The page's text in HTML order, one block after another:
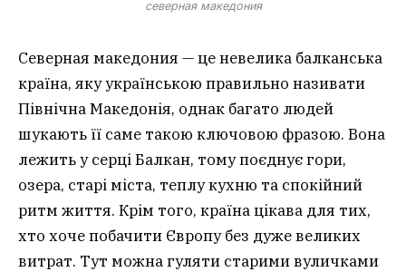
северная македония
Северная македония — це невелика балканська
країна, яку українською правильно називати
Північна Македонія, однак багато людей
шукають її саме такою ключовою фразою. Вона
лежить у серці Балкан, тому поєднує гори,
озера, старі міста, теплу кухню та спокійний
ритм життя. Крім того, країна цікава для тих,
хто хоче побачити Європу без дуже великих
витрат. Тут можна гуляти старими вуличками